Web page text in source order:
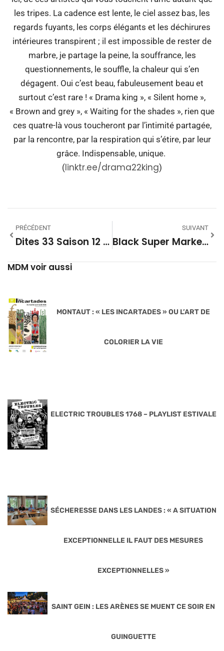
les tripes. La cadence est lente, le ciel assez bas, les
regards fuyants, les corps élégants et les déchirures
intérieures transpirent ; il est impossible de rester de
marbre, je partage la peine, la souffrance, les
questionnements, le souffle, la chaleur qui s’en
dégagent. Oui c’est beau, fabuleusement beau et
surtout c’est rare ! « Drama king », « Silent home »,
« Brown and grey », « Waiting for the shades », rien que
ces quatre-là vous toucheront par l’intimité partagée,
par la rencontre, par la respiration qui s’étire, par leur
grâce. Indispensable, unique.
(linktr.ee/drama22king)
PRÉCÉDENT
Dites 33 Saison 12 – 08
SUIVANT
Black Super Market Saison 27 29
MDM voir aussi
MONTAUT : « LES INCARTADES » OU L’ART DE
COLORIER LA VIE
ELECTRIC TROUBLES 1768 – PLAYLIST ESTIVALE
SÉCHERESSE DANS LES LANDES : « A SITUATION
EXCEPTIONNELLE IL FAUT DES MESURES
EXCEPTIONNELLES »
SAINT GEIN : LES ARÈNES SE MUENT CE SOIR EN
GUINGUETTE